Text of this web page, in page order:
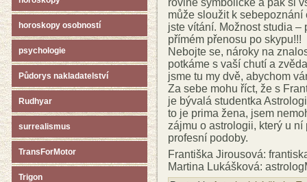
horoskopy osobností
psychologie
Půdorys nakladatelství
Rudhyar
surrealismus
TransForMotor
Trigon
může sloužit k
jste vítání. Možnost studia
přímém přenosu po skypu!!!
Nebojte se, nároky na
potkáme s vaší chutí a
jsme tu my dvě, abychom
Za sebe mohu říct, že s
je bývalá studentka
to je prima žena, jsem
zájmu o astrologii, který u
profesní podoby.
Františka Jirousová:
Martina Lukášková: